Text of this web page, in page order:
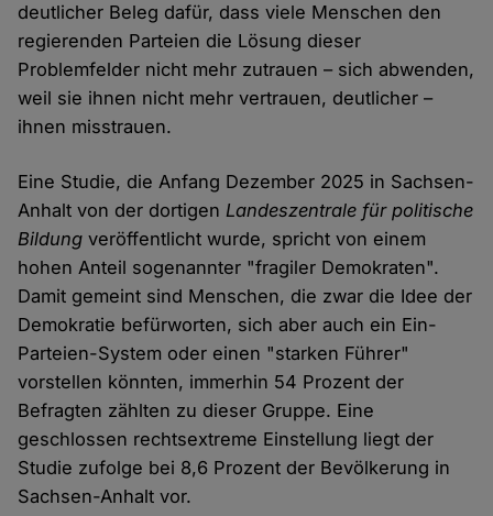
deutlicher Beleg dafür, dass viele Menschen den
regierenden Parteien die Lösung dieser
Problemfelder nicht mehr zutrauen – sich abwenden,
weil sie ihnen nicht mehr vertrauen, deutlicher –
ihnen misstrauen.
Eine Studie, die Anfang Dezember 2025 in Sachsen-
Anhalt von der dortigenLandeszentrale für politische
Bildung veröffentlicht wurde, spricht von einem
hohen Anteil sogenannter "fragiler Demokraten".
Damit gemeint sind Menschen, die zwar die Idee der
Demokratie befürworten, sich aber auch ein Ein-
Parteien-System oder einen "starken Führer"
vorstellen könnten, immerhin 54 Prozent der
Befragten zählten zu dieser Gruppe. Eine
geschlossen rechtsextreme Einstellung liegt der
Studie zufolge bei 8,6 Prozent der Bevölkerung in
Sachsen-Anhalt vor.